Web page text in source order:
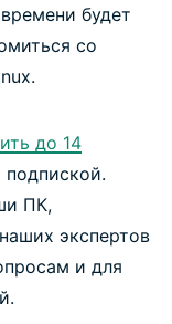
будет
со
до 14
ПК,
экспертов
и для